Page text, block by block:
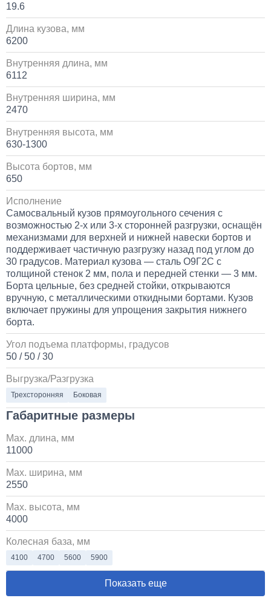
19.6
Длина кузова, мм
6200
Внутренняя длина, мм
6112
Внутренняя ширина, мм
2470
Внутренняя высота, мм
630-1300
Высота бортов, мм
650
Исполнение
Самосвальный кузов прямоугольного сечения с
возможностью 2-х или 3-х сторонней разгрузки, оснащён
механизмами для верхней и нижней навески бортов и
поддерживает частичную разгрузку назад под углом до
30 градусов. Материал кузова — сталь О9Г2С с
толщиной стенок 2 мм, пола и передней стенки — 3 мм.
Борта цельные, без средней стойки, открываются
вручную, с металлическими откидными бортами. Кузов
включает пружины для упрощения закрытия нижнего
борта.
Угол подъема платформы, градусов
50 / 50 / 30
Выгрузка/Разгрузка
Трехсторонняя Боковая
Габаритные размеры
Max. длина, мм
11000
Max. ширина, мм
2550
Max. высота, мм
4000
Колесная база, мм
4100 4700 5600 5900
Показать еще